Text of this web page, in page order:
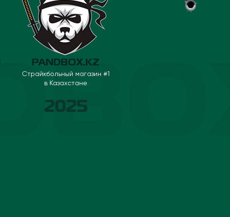
PANDBOX.KZ
Страйкбольный магазин #1
в Казахстане
2025